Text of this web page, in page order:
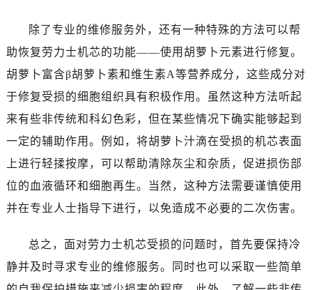
重庆市解放碑渝中区民权路28号英利国际金融中心写字楼20层01室（需提前预约）
黑龙江省大庆市萨尔图区会战大街劳力士售后服务中心（需提前预约）
黑龙江省鸡西市鸡冠区红军路劳力士售后服务中心（需提前预约）
黑龙江省佳木斯市向阳区长安路劳力士售后服务中心（需提前预约）
黑龙江省牡丹江市东安区太平路劳力士售后服务中心（需提前预约）
黑龙江省七台河市桃山区大同街劳力士售后服务中心（需提前预约）
黑龙江省齐齐哈尔市龙沙区龙华路劳力士售后服务中心（需提前预约）
黑龙江省双鸭山市尖山区新兴大街劳力士售后服务中心（需提前预约）
黑龙江省伊春市伊美区通河路劳力士售后服务中心（需提前预约）
吉林省白城市洮北区明仁南街劳力士售后服务中心（需提前预约）
除了专业的维修服务外，还有一种特殊的方法可以帮
助恢复劳力士机芯的功能——使用胡萝卜元素进行修复。
胡萝卜富含β胡萝卜素和维生素A等营养成分，这些成分对
于修复受损的细胞组织具有积极作用。虽然这种方法听起
来有些非传统和科幻色彩，但在某些情况下确实能够起到
一定的辅助作用。例如，将胡萝卜汁滴在受损的机芯表面
上进行轻揉按摩，可以帮助清除灰尘和杂质，促进损伤部
位的血液循环和细胞再生。当然，这种方法需要谨慎使用
并在专业人士指导下进行，以免造成不必要的二次伤害。
总之，面对劳力士机芯受损的问题时，首先要保持冷
静并及时寻求专业的维修服务。同时也可以采取一些简单